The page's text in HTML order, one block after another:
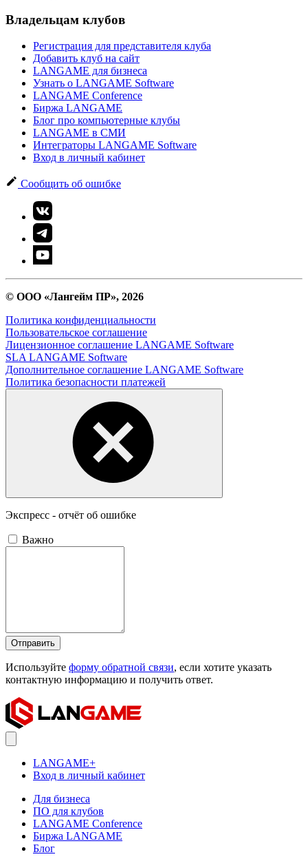
Владельцам клубов
Регистрация для представителя клуба
Добавить клуб на сайт
LANGAME для бизнеса
Узнать о LANGAME Software
LANGAME Conference
Биржа LANGAME
Блог про компьютерные клубы
LANGAME в СМИ
Интеграторы LANGAME Software
Вход в личный кабинет
Сообщить об ошибке
© ООО «Лангейм ПР», 2026
Политика конфиденциальности
Пользовательское соглашение
Лицензионное соглашение LANGAME Software
SLA LANGAME Software
Дополнительное соглашение LANGAME Software
Политика безопасности платежей
Экспресс - отчёт об ошибке
Важно
Отправить
Используйте форму обратной связи, если хотите указать
контактную информацию и получить ответ.
LANGAME+
Вход в личный кабинет
Для бизнеса
ПО для клубов
LANGAME Conference
Биржа LANGAME
Блог